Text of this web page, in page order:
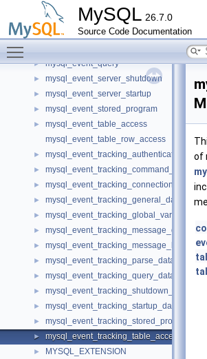
MySQL 26.7.0
Source Code Documentation
mysql_event_global_variable
mysql_event_message
► mysql_event_message_key_value_t
► mysql_event_query
► mysql_event_server_shutdown
► mysql_event_server_startup
► mysql_event_stored_program
►
mysql_event_table_access
mysql_event_table_row_access
► mysql_event_tracking_authentication_data
► mysql_event_tracking_command_data
► mysql_event_tracking_connection_data
► mysql_event_tracking_general_data
► mysql_event_tracking_global_variable_data
► mysql_event_tracking_message_data
►
► mysql_event_tracking_parse_data
► mysql_event_tracking_query_data
► mysql_event_tracking_shutdown_data
► mysql_event_tracking_startup_data
►
► mysql_event_tracking_table_access_data
► MYSQL_EXTENSION
of